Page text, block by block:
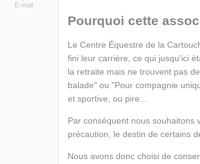
E-mail
Pourquoi cette
Le Centre Équestre de la
fini leur carrière, ce qui jusqu'ici
la retraite mais ne trouvent pas
balade" ou "Pour compagnie
et sportive, ou pire...
Par conséquent nous souhaitons
précaution, le destin de certains
Nous avons donc choisi de